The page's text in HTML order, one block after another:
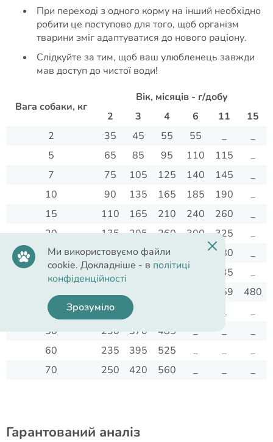
При переході з одного корму на інший необхідно
робити це поступово для того, щоб організм
тварини зміг адаптуватися до нового раціону.
Слідкуйте за тим, щоб ваш улюбленець завжди
мав доступ до чистої води!
Вага собаки, кг
Вік, місяців - г/добу
2
3 4 6 11
15
2
35 45 55 55 _
_
5
65 85 95 110 115
_
7
75 105 125 140 145
_
10
90 135 165 185 190
_
15
110 165 210 240 260
_
20
135 205 260 300 325
_
25
160 245 310 380
_
30
175 265 355 405 435
_
35
180 459
480
40
205 310 _
_
50
230 370 485 _ _
_
60
235 395 525 _ _
_
70
250 420 560 _ _ _
Гарантований аналіз
Ми використовуємо файли
cookie. Докладніше - в політиці
конфіденційності
Зрозуміло